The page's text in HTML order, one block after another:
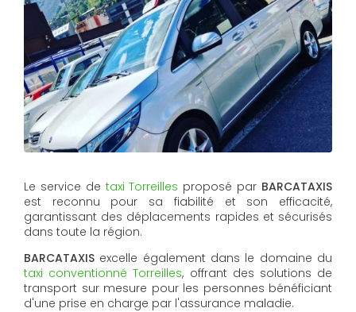
Le service de taxi Torreilles proposé par BARCATAXIS
est reconnu pour sa fiabilité et son efficacité,
garantissant des déplacements rapides et sécurisés
dans toute la région.
BARCATAXIS excelle également dans le domaine du
taxi conventionné Torreilles, offrant des solutions de
transport sur mesure pour les personnes bénéficiant
d'une prise en charge par l'assurance maladie.